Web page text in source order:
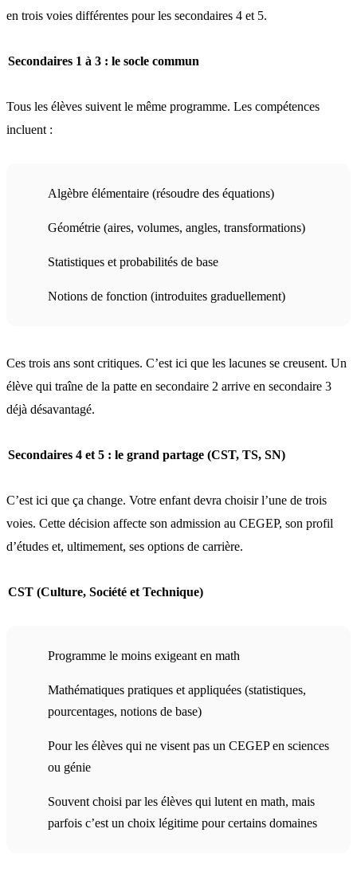
en trois voies différentes pour les secondaires 4 et 5.
Secondaires 1 à 3 : le socle commun
Tous les élèves suivent le même programme. Les compétences
incluent :
Algèbre élémentaire (résoudre des équations)
Géométrie (aires, volumes, angles, transformations)
Statistiques et probabilités de base
Notions de fonction (introduites graduellement)
Ces trois ans sont critiques. C’est ici que les lacunes se creusent. Un
élève qui traîne de la patte en secondaire 2 arrive en secondaire 3
déjà désavantagé.
Secondaires 4 et 5 : le grand partage (CST, TS, SN)
C’est ici que ça change. Votre enfant devra choisir l’une de trois
voies. Cette décision affecte son admission au CEGEP, son profil
d’études et, ultimement, ses options de carrière.
CST (Culture, Société et Technique)
Programme le moins exigeant en math
Mathématiques pratiques et appliquées (statistiques,
pourcentages, notions de base)
Pour les élèves qui ne visent pas un CEGEP en sciences
ou génie
Souvent choisi par les élèves qui lutent en math, mais
parfois c’est un choix légitime pour certains domaines